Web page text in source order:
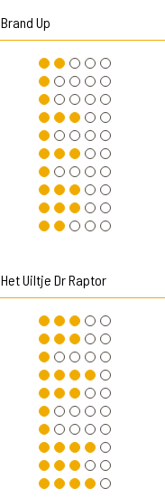
Brand Up
Het Uiltje Dr Raptor